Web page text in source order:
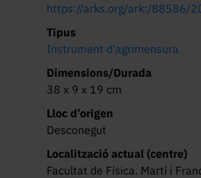
https://arks.org/ark:/88586/
Tipus
Instrument d'agrimensura
Dimensions/Durada
38 x 9 x 19 cm
Lloc d’origen
Desconegut
Localització actual (centre)
Facultat de Física. Martí i